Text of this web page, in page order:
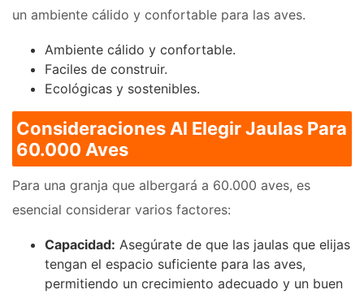
un ambiente cálido y confortable para las aves.
Ambiente cálido y confortable.
Faciles de construir.
Ecológicas y sostenibles.
Consideraciones Al Elegir Jaulas Para
60.000 Aves
Para una granja que albergará a 60.000 aves, es
esencial considerar varios factores:
Capacidad: Asegúrate de que las jaulas que elijas
tengan el espacio suficiente para las aves,
permitiendo un crecimiento adecuado y un buen